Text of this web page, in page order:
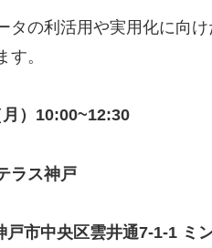
タの利活用や実用化に向
す。
）10:00~12:30
ラス神戸
戸市中央区雲井通7-1-1 ミ